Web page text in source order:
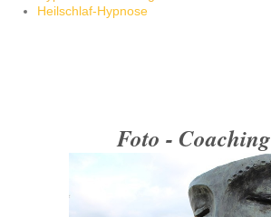
Heilschlaf-Hypnose
Foto - Coaching